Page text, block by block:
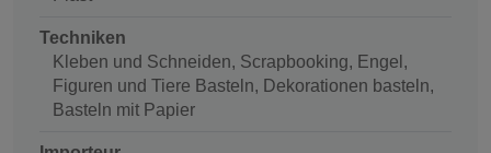
Techniken
Kleben und Schneiden, Scrapbooking, Engel,
Figuren und Tiere Basteln, Dekorationen basteln,
Basteln mit Papier